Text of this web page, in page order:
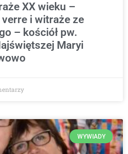
XX wieku –
i witraże ze
– kościół pw.
Maryi
WYWIADY